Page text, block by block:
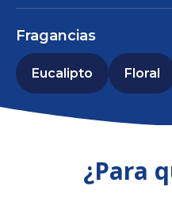
Fragancias
Eucalipto Floral
¿Para